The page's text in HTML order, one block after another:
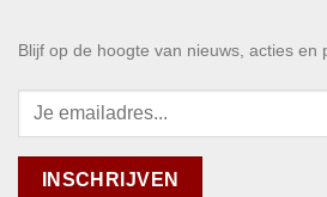
Blijf op de hoogte van nieuws, acties en